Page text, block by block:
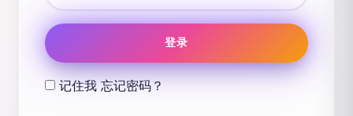
登录
记住我 忘记密码？